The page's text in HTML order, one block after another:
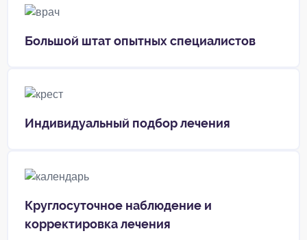
Большой штат опытных специалистов
Индивидуальный подбор лечения
Круглосуточное наблюдение и
корректировка лечения